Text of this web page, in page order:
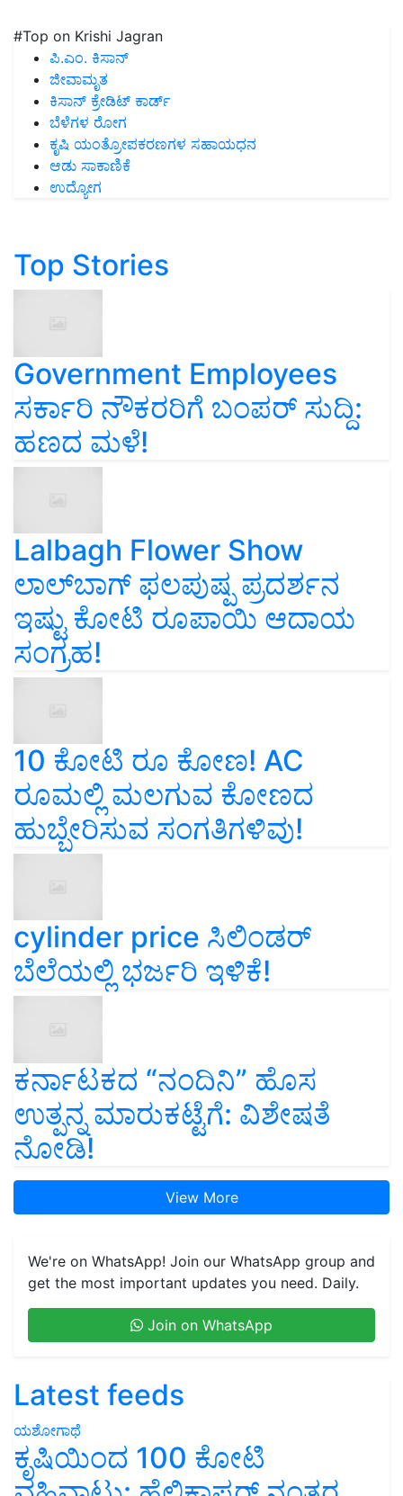
#Top on Krishi Jagran
ಪಿ.ಎಂ. ಕಿಸಾನ್
ಜೀವಾಮೃತ
ಕಿಸಾನ್ ಕ್ರೇಡಿಟ್ ಕಾರ್ಡ್
ಬೆಳೆಗಳ ರೋಗ
ಕೃಷಿ ಯಂತ್ರೋಪಕರಣಗಳ ಸಹಾಯಧನ
ಆಡು ಸಾಕಾಣಿಕೆ
ಉದ್ಯೋಗ
Top Stories
Government Employees
ಸರ್ಕಾರಿ ನೌಕರರಿಗೆ ಬಂಪರ್‌ ಸುದ್ದಿ:
ಹಣದ ಮಳೆ!
Lalbagh Flower Show
ಲಾಲ್‌ಬಾಗ್ ಫಲಪುಷ್ಪ ಪ್ರದರ್ಶನ
ಇಷ್ಟು ಕೋಟಿ ರೂಪಾಯಿ ಆದಾಯ
ಸಂಗ್ರಹ!
10 ಕೋಟಿ ರೂ ಕೋಣ! AC
ರೂಮಲ್ಲಿ ಮಲಗುವ ಕೋಣದ
ಹುಬ್ಬೇರಿಸುವ ಸಂಗತಿಗಳಿವು!
cylinder price ಸಿಲಿಂಡರ್‌
ಬೆಲೆಯಲ್ಲಿ ಭರ್ಜರಿ ಇಳಿಕೆ!
ಕರ್ನಾಟಕದ “ನಂದಿನಿ” ಹೊಸ
ಉತ್ಪನ್ನ ಮಾರುಕಟ್ಟೆಗೆ: ವಿಶೇಷತೆ
ನೋಡಿ!
View More
We're on WhatsApp! Join our WhatsApp group and
get the most important updates you need. Daily.
Join on WhatsApp
Latest feeds
ಯಶೋಗಾಥೆ
ಕೃಷಿಯಿಂದ 100 ಕೋಟಿ